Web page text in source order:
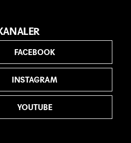
FACEBOOK
INSTAGRAM
YOUTUBE